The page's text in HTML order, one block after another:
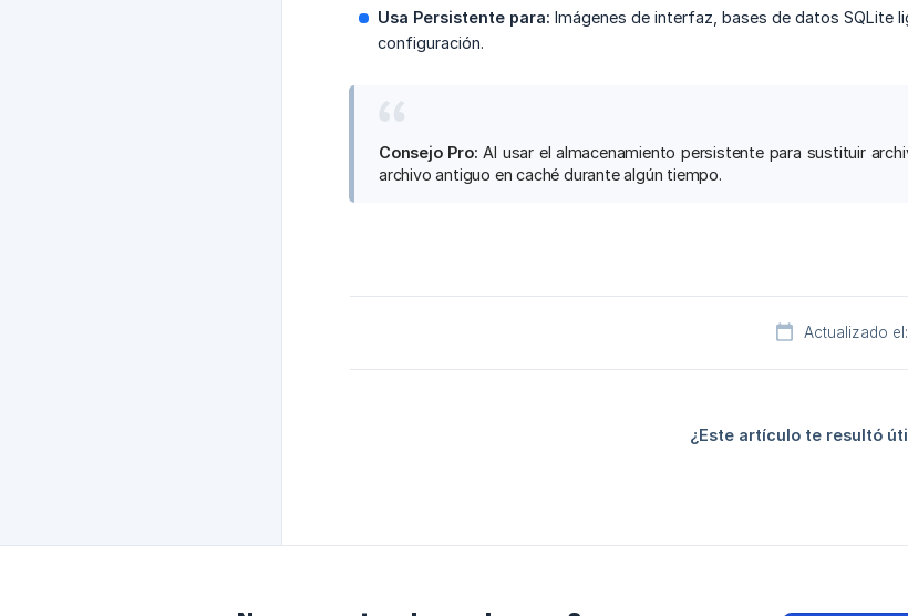
Usa Persistente para: Imágenes de interfaz, bases de datos SQLite
configuración.
Consejo Pro: Al usar el almacenamiento persistente para sustituir
archivo antiguo en caché durante algún tiempo.
Actualizado
¿Este artículo te resultó